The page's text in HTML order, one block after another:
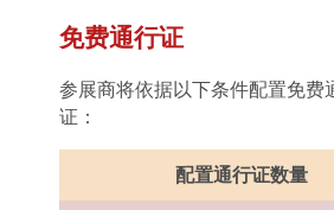
免费通行证
参展商将依据以下条件配置免费
证：
配置通行证数量